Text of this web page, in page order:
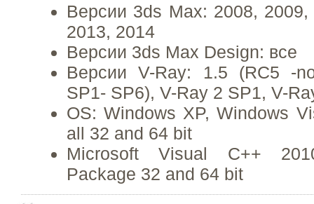
Версии 3ds Max: 2008,
2013, 2014
Версии 3ds Max Design: все
Версии V-Ray: 1.5 (RC5 -
SP1- SP6), V-Ray 2 SP1, V-
OS: Windows XP, Windows
all 32 and 64 bit
Microsoft Visual C++
Package 32 and 64 bit